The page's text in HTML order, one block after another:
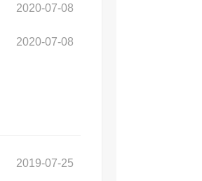
2020-07-08
2020-07-08
2019-07-25